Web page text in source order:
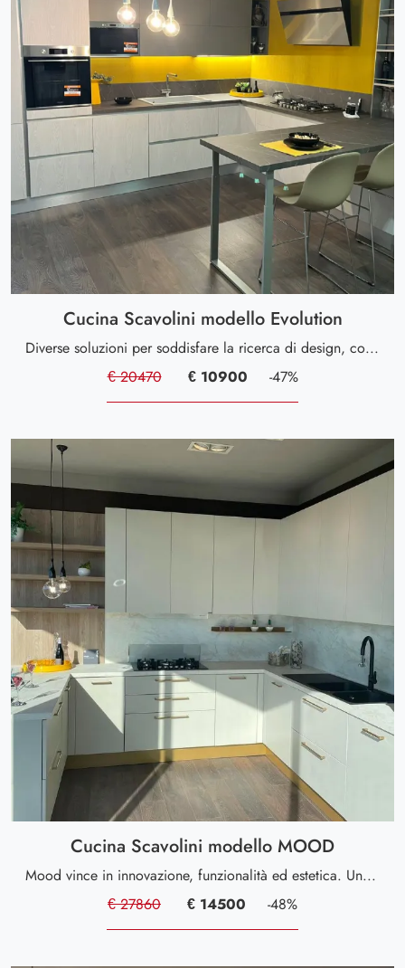
Cucina Scavolini modello Evolution
Diverse soluzioni per soddisfare la ricerca di design, comfort e qualità.
€ 20470
€ 10900 -47%
Cucina Scavolini modello MOOD
Mood vince in innovazione, funzionalità ed estetica. Un modello che incontra differenti gusti e asseconda i nuovi ritmi della vita quotidiana
€ 27860
€ 14500 -48%